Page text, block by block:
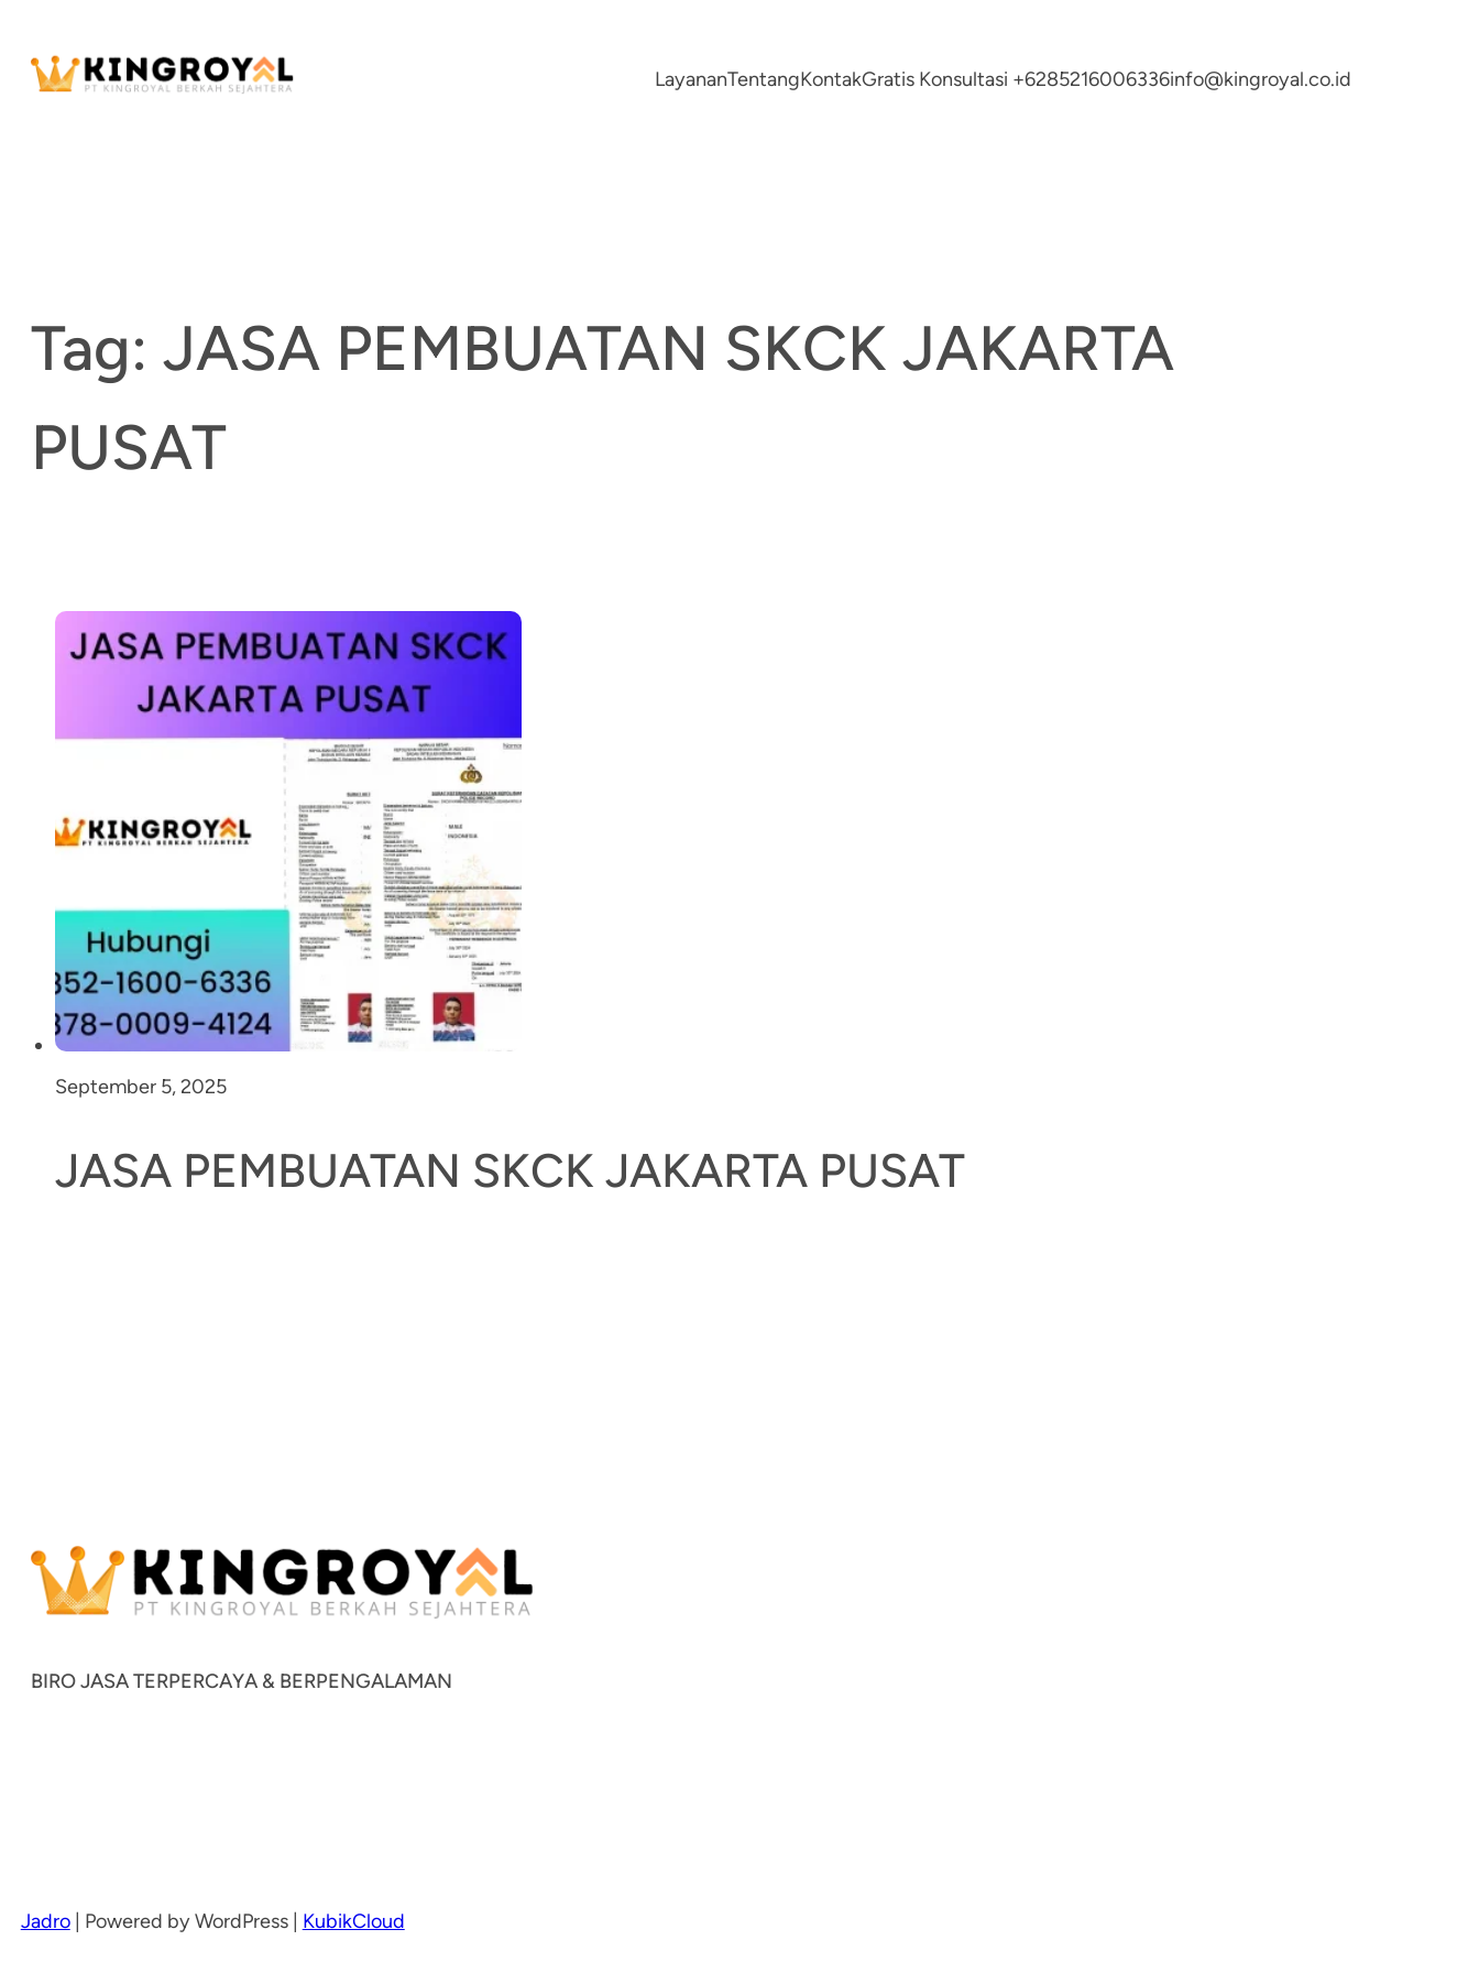
content
LayananTentangKontakGratis Konsultasi +6285216006336info@kingroyal.co.id
Tag: JASA PEMBUATAN SKCK JAKARTA
PUSAT
September 5, 2025
JASA PEMBUATAN SKCK JAKARTA PUSAT
BIRO JASA TERPERCAYA & BERPENGALAMAN
Jadro Powered by WordPress | KubikCloud